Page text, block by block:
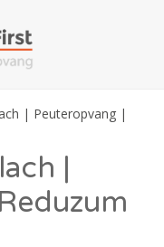
| Peuteropvang |
|